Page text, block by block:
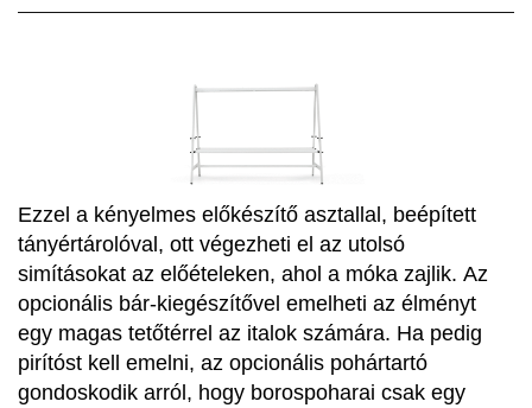
Ezzel a kényelmes előkészítő asztallal, beépített
tányértárolóval, ott végezheti el az utolsó
simításokat az előételeken, ahol a móka zajlik. Az
opcionális bár-kiegészítővel emelheti az élményt
egy magas tetőtérrel az italok számára. Ha pedig
pirítóst kell emelni, az opcionális pohártartó
gondoskodik arról, hogy borospoharai csak egy